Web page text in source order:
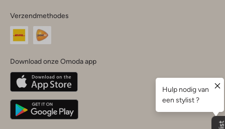
je
land
Nederland
Belgique(Français)
Deutschland
Verzendmethodes
Download onze Omoda app